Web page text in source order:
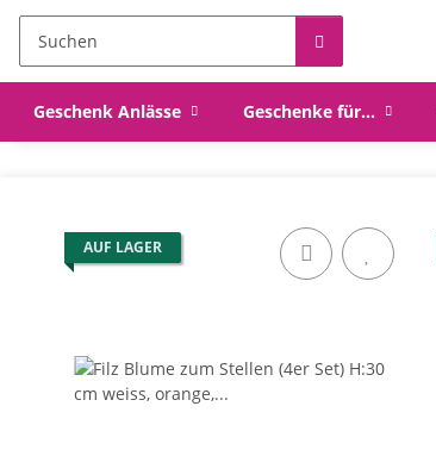
Geschenk Anlässe Geschenke für...
AUF LAGER